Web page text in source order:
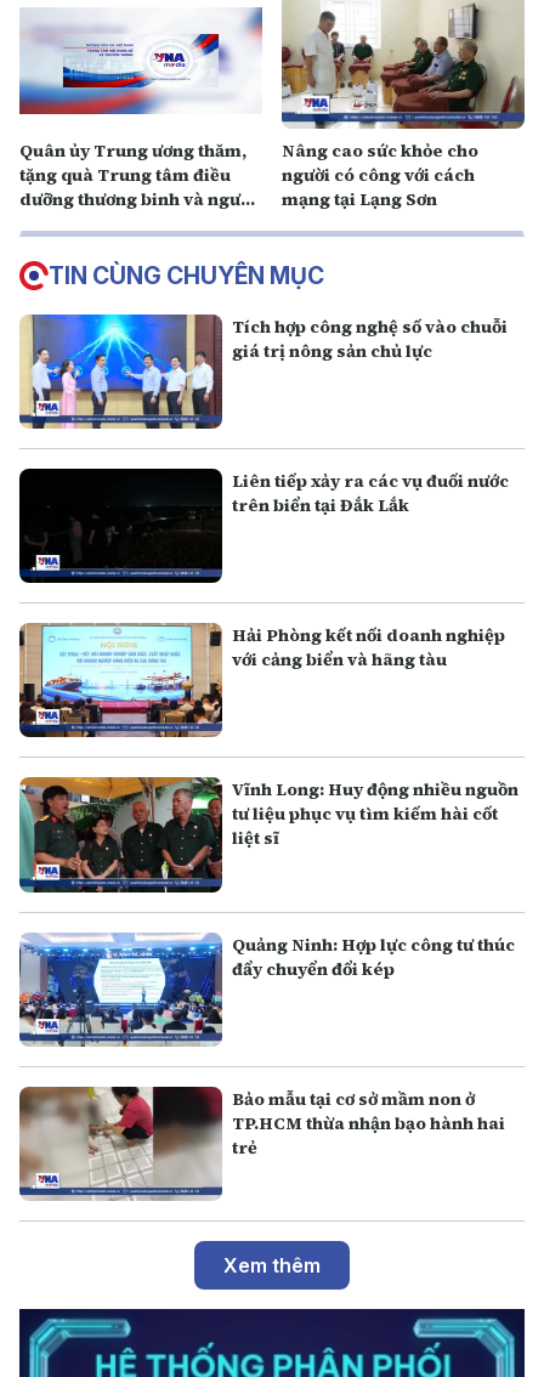
Quân ủy Trung ương thăm,
tặng quà Trung tâm điều
dưỡng thương binh và người
Nâng cao sức khỏe cho
người có công với cách
mạng tại Lạng Sơn
TIN CÙNG CHUYÊN MỤC
Tích hợp công nghệ số vào chuỗi
giá trị nông sản chủ lực
Liên tiếp xảy ra các vụ đuối nước
trên biển tại Đắk Lắk
Hải Phòng kết nối doanh nghiệp
với cảng biển và hãng tàu
Vĩnh Long: Huy động nhiều nguồn
tư liệu phục vụ tìm kiếm hài cốt
liệt sĩ
Quảng Ninh: Hợp lực công tư thúc
đẩy chuyển đổi kép
Bảo mẫu tại cơ sở mầm non ở
TP.HCM thừa nhận bạo hành hai
trẻ
Xem thêm